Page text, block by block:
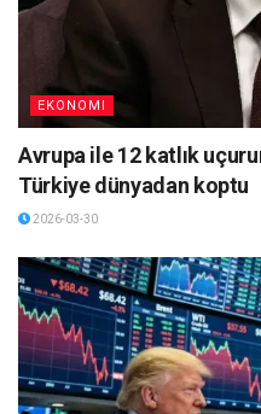
EKONOMI
Avrupa ile 12 katlık
Türkiye dünyadan koptu
2026-03-30